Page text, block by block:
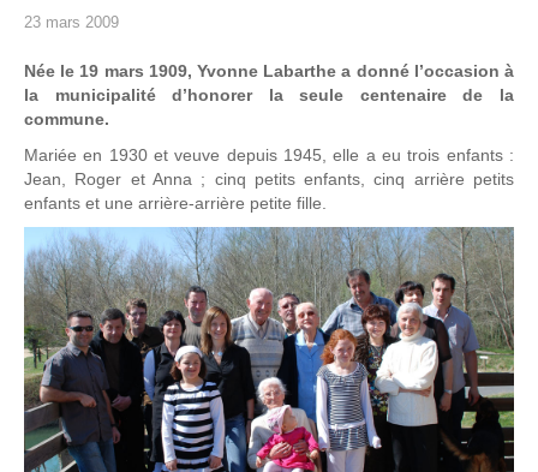
23 mars 2009
Née le 19 mars 1909, Yvonne Labarthe a donné l’occasion à
la municipalité d’honorer la seule centenaire de la
commune.
Mariée en 1930 et veuve depuis 1945, elle a eu trois enfants :
Jean, Roger et Anna ; cinq petits enfants, cinq arrière petits
enfants et une arrière-arrière petite fille.